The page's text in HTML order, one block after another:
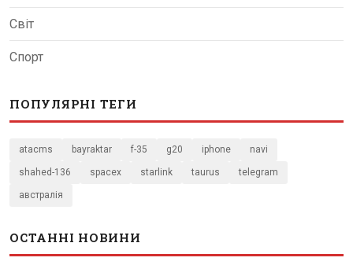
Світ
Спорт
ПОПУЛЯРНІ ТЕГИ
atacms bayraktar f-35 g20 iphone navi
shahed-136 spacex starlink taurus telegram
австралія
ОСТАННІ НОВИНИ